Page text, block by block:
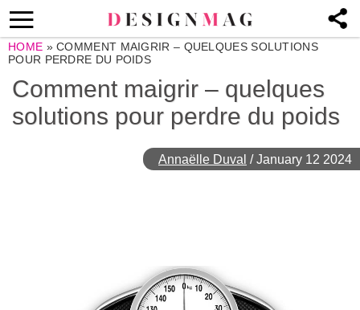
HOME »COMMENT MAIGRIR – QUELQUES SOLUTIONS
POUR PERDRE DU POIDS
Comment maigrir – quelques
solutions pour perdre du poids
Annaëlle Duval /January 12 2024